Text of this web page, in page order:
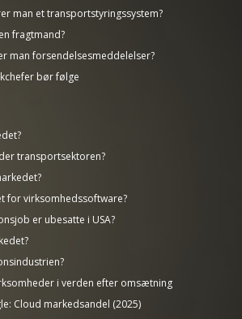
man et transportstyringssystem?
fragtmand?
man forsendelsesmeddelelser?
bør følge
transportsektoren?
for virksomhedssoftware?
er ubesatte i USA?
i verden efter omsætning
Cloud markedsandel (2025)